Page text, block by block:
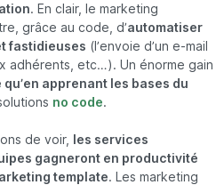
. En clair, le marketing
grâce au code, d’automatiser
fastidieuses (l’envoie d’un e-mail
adhérents, etc…). Un énorme gain
qu’en apprenant les bases du
no code.
de voir,
les services
gagneront en productivité
template. Les marketing